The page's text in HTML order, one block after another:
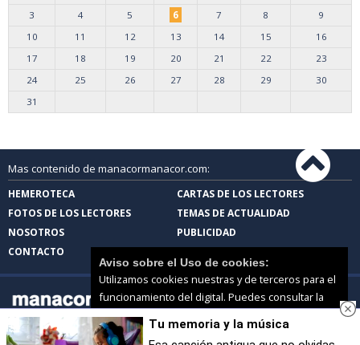
3
4 5 6 7 8
9
10
11 12 13 14 15
16
17
18 19 20 21 22
23
24
25 26 27 28 29
30
31
Mas contenido de manacormanacor.com:
HEMEROTECA
CARTAS DE LOS LECTORES
FOTOS DE LOS LECTORES
TEMAS DE ACTUALIDAD
NOSOTROS
PUBLICIDAD
CONTACTO
manacormanacor.com |Términos de uso
Tu memoria y la música
Aviso sobre el Uso de cookies:
Utilizamos cookies nuestras y de terceros para el
funcionamiento del digital. Puedes consultar la
lista de cookies y como desconectarlas.
nuestra Política de Privacidad y Cookies